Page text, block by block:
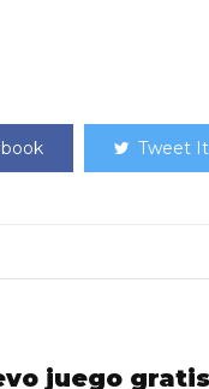
Tweet It
juego